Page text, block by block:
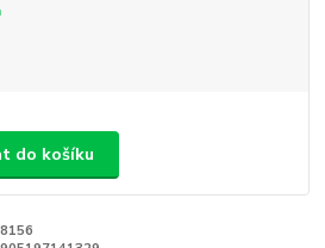
do košíku